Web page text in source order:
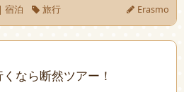
| 宿泊 旅行 Erasmo
なら断然ツアー！